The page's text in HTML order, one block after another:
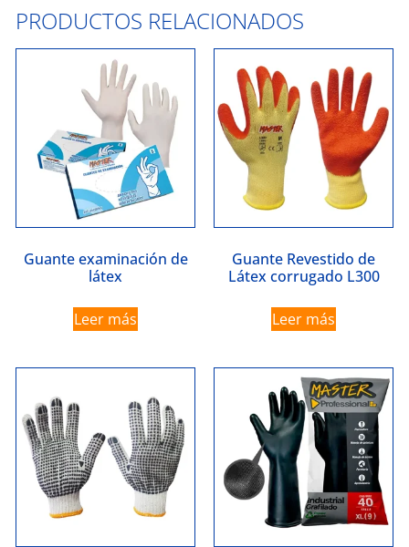
PRODUCTOS RELACIONADOS
Guante examinación de
látex
Leer más
Guante Revestido de
Látex corrugado L300
Leer más